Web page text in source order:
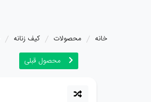
خانه محصولات کیف زنانه
محصول قبلی